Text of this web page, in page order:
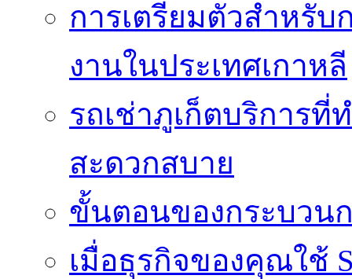
การเตรียมตัวสำหรับ
งานในประเทศเกาหลี
รถเช่าภูเก็ตบริการ
สะดวกสบาย
ขั้นตอนของกระบวน
เมื่อธุรกิจของคุณใช้